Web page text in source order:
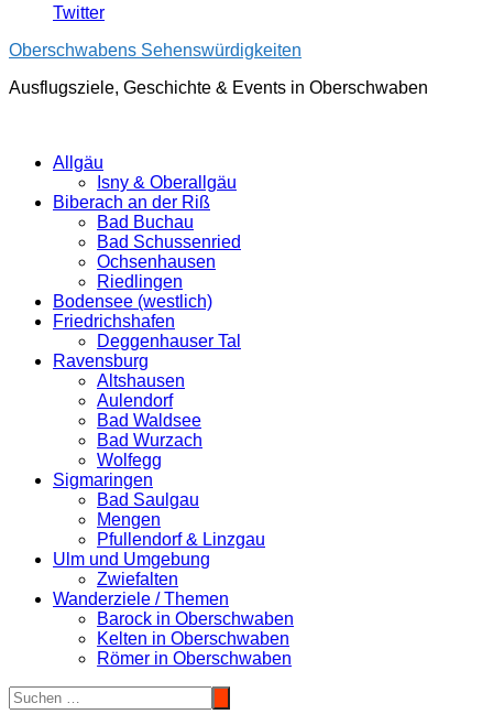
Twitter
Oberschwabens Sehenswürdigkeiten
Ausflugsziele, Geschichte & Events in Oberschwaben
Allgäu
Isny & Oberallgäu
Biberach an der Riß
Bad Buchau
Bad Schussenried
Ochsenhausen
Riedlingen
Bodensee (westlich)
Friedrichshafen
Deggenhauser Tal
Ravensburg
Altshausen
Aulendorf
Bad Waldsee
Bad Wurzach
Wolfegg
Sigmaringen
Bad Saulgau
Mengen
Pfullendorf & Linzgau
Ulm und Umgebung
Zwiefalten
Wanderziele / Themen
Barock in Oberschwaben
Kelten in Oberschwaben
Römer in Oberschwaben